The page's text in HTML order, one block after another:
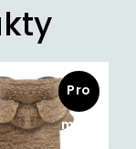
Pro
mocj